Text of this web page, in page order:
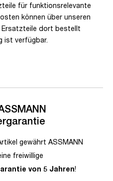
für funktionsrelevante
können über unseren
Ersatzteile dort bestellt
ist verfügbar.
gewährt ASSMANN
freiwillige
von 5 Jahren!